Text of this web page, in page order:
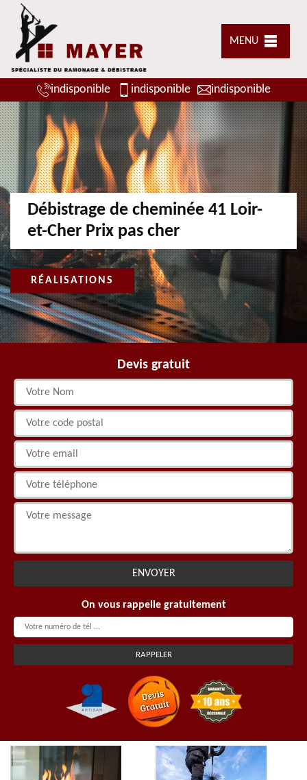
MENU
indisponible indisponible indisponible
Débistrage de cheminée 41 Loir-
et-Cher Prix pas cher
RÉALISATIONS
Devis gratuit
On vous rappelle gratuitement